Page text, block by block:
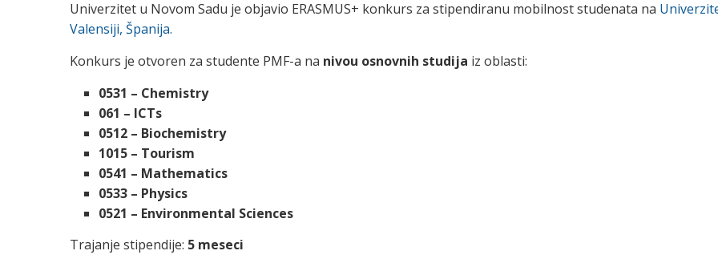
Univerzitet u Novom Sadu je objavio ERASMUS+ konkurs za stipendiranu mobilnost studenata na
Valensiji, Španija.
Konkurs je otvoren za studente PMF-a na nivou osnovnih studija iz oblasti:
0531 – Chemistry
061 – ICTs
0512 – Biochemistry
1015 – Tourism
0541 – Mathematics
0533 – Physics
0521 – Environmental Sciences
Trajanje stipendije: 5 meseci